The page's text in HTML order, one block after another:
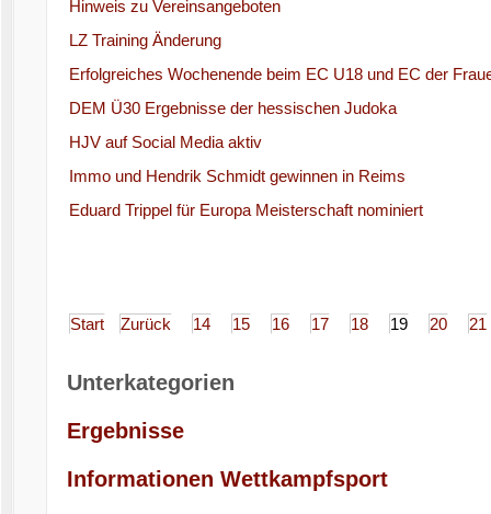
Hinweis zu Vereinsangeboten
LZ Training Änderung
Erfolgreiches Wochenende beim EC U18 und EC der
DEM Ü30 Ergebnisse der hessischen Judoka
HJV auf Social Media aktiv
Immo und Hendrik Schmidt gewinnen in Reims
Eduard Trippel für Europa Meisterschaft nominiert
Start Zurück 14 15 16 17 18 19 20 21
Unterkategorien
Ergebnisse
Informationen Wettkampfsport